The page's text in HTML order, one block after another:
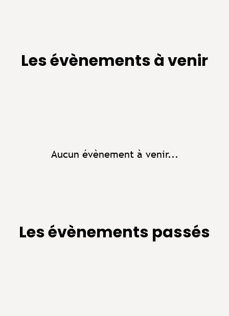
Les évènements à venir
Aucun évènement à venir...
Les évènements passés